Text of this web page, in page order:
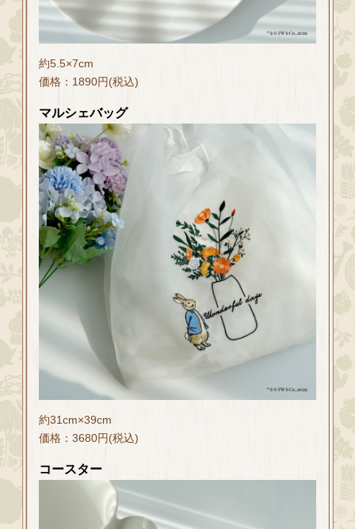
約5.5×7cm
価格：1890円(税込)
マルシェバッグ
約31cm×39cm
価格：3680円(税込)
コースター